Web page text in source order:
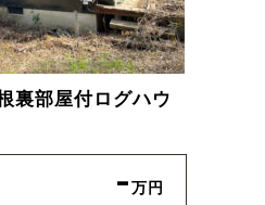
裏部屋付ログハウ
-万円